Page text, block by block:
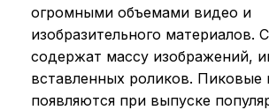
огромными объемами видео и
изобразительного материалов.
содержат массу изображений,
вставленных роликов. Пиковые
появляются при выпуске